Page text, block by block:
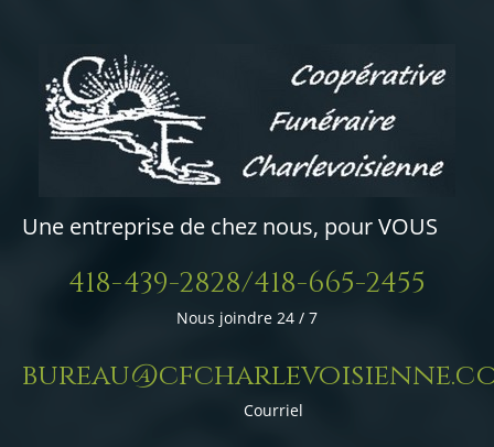
Une entreprise de chez nous, pour VOUS
418-439-2828/418-665-2455
Nous joindre 24 / 7
Courriel